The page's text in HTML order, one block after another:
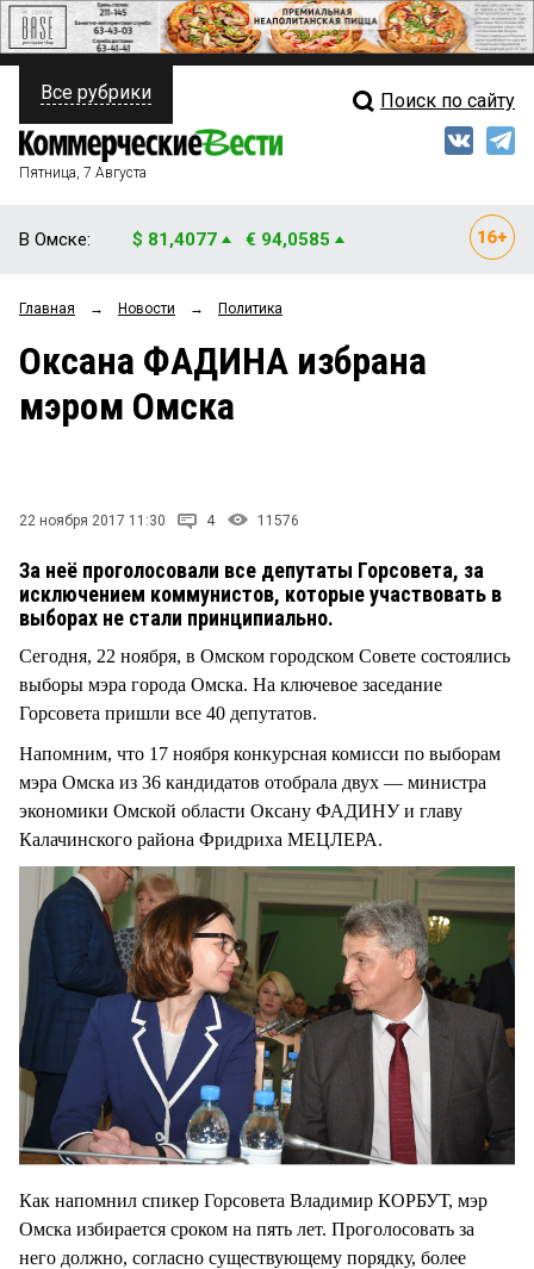
ПОЛИТИКА
ФИНАНСЫ
ОБЩЕСТВО
ЗАКОН
НОВОСТИ КОМПАНИЙ
СТИЛЬ ЖИЗНИ
Свежий выпуск
Рейтинги
Все рубрики Поиск по сайту
Пятница, 7 Августа
В Омске: $ 81,4077 € 94,0585
Главная → Новости → Политика
Оксана ФАДИНА избрана
мэром Омска
22 ноября 2017 11:30 4 11576
За неё проголосовали все депутаты Горсовета, за
исключением коммунистов, которые участвовать в
выборах не стали принципиально.
Сегодня, 22 ноября, в Омском городском Совете состоялись
выборы мэра города Омска. На ключевое заседание
Горсовета пришли все 40 депутатов.
Напомним, что 17 ноября конкурсная комисси по выборам
мэра Омска из 36 кандидатов отобрала двух — министра
экономики Омской области Оксану ФАДИНУ и главу
Калачинского района Фридриха МЕЦЛЕРА.
Как напомнил спикер Горсовета Владимир КОРБУТ, мэр
Омска избирается сроком на пять лет. Проголосовать за
него должно, согласно существующему порядку, более